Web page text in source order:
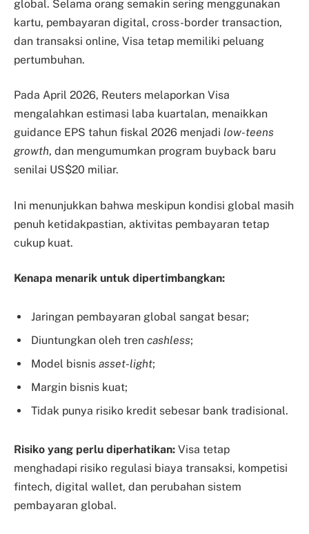
global. Selama orang semakin sering menggunakan
kartu, pembayaran digital, cross-border transaction,
dan transaksi online, Visa tetap memiliki peluang
pertumbuhan.
Pada April 2026, Reuters melaporkan Visa
mengalahkan estimasi laba kuartalan, menaikkan
guidance EPS tahun fiskal 2026 menjadi low-teens
growth, dan mengumumkan program buyback baru
senilai US$20 miliar.
Ini menunjukkan bahwa meskipun kondisi global masih
penuh ketidakpastian, aktivitas pembayaran tetap
cukup kuat.
Kenapa menarik untuk dipertimbangkan:
Jaringan pembayaran global sangat besar;
Diuntungkan oleh tren cashless;
Model bisnis asset-light;
Margin bisnis kuat;
Tidak punya risiko kredit sebesar bank tradisional.
Risiko yang perlu diperhatikan: Visa tetap
menghadapi risiko regulasi biaya transaksi, kompetisi
fintech, digital wallet, dan perubahan sistem
pembayaran global.